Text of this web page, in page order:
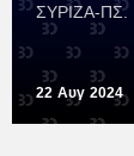
ΣΥΡΙΖΑ-ΠΣ.
22 Αυγ 2024